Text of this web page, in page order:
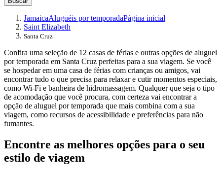
JamaicaAluguéis por temporadaPágina inicial
Saint Elizabeth
Santa Cruz
Confira uma seleção de 12 casas de férias e outras opções de aluguel
por temporada em Santa Cruz perfeitas para a sua viagem. Se você
se hospedar em uma casa de férias com crianças ou amigos, vai
encontrar tudo o que precisa para relaxar e cutir momentos especiais,
como Wi-Fi e banheira de hidromassagem. Qualquer que seja o tipo
de acomodação que você procura, com certeza vai encontrar a
opção de aluguel por temporada que mais combina com a sua
viagem, como recursos de acessibilidade e preferências para não
fumantes.
Encontre as melhores opções para o seu
estilo de viagem